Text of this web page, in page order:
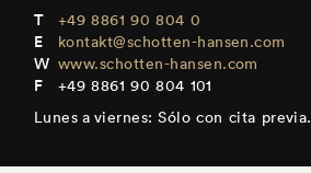
+49 8861 90 804 0
kontakt@schotten-hansen.com
www.schotten-hansen.com
+49 8861 90 804 101
Lunes a viernes: Sólo con cita previa.